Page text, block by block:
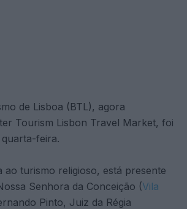
de Lisboa (BTL), agora
Tourism Lisbon Travel Market, foi
feira.
ao turismo religioso, está presente
Senhora da Conceição (Vila
Pinto, Juiz da Régia